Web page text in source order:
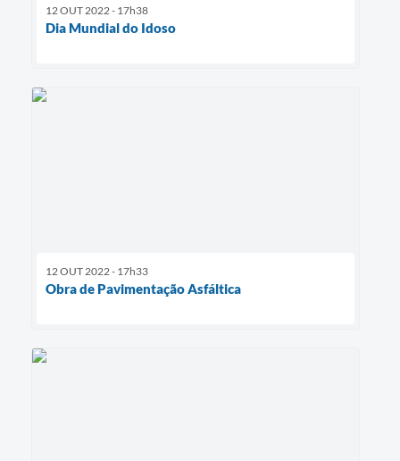
12 OUT 2022 - 17h38
Dia Mundial do Idoso
12 OUT 2022 - 17h33
Obra de Pavimentação Asfáltica